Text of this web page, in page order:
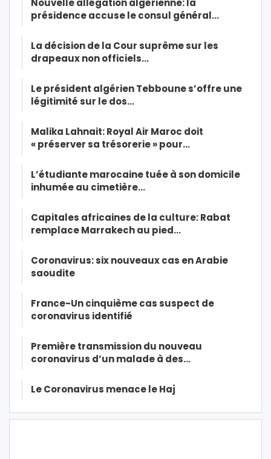
Nouvelle allégation algérienne: la
présidence accuse le consul général…
La décision de la Cour suprême sur les
drapeaux non officiels…
Le président algérien Tebboune s’offre une
légitimité sur le dos…
Malika Lahnait: Royal Air Maroc doit
« préserver sa trésorerie » pour…
L’étudiante marocaine tuée à son domicile
inhumée au cimetière…
Capitales africaines de la culture: Rabat
remplace Marrakech au pied…
Coronavirus: six nouveaux cas en Arabie
saoudite
France-Un cinquième cas suspect de
coronavirus identifié
Première transmission du nouveau
coronavirus d’un malade à des…
Le Coronavirus menace le Haj